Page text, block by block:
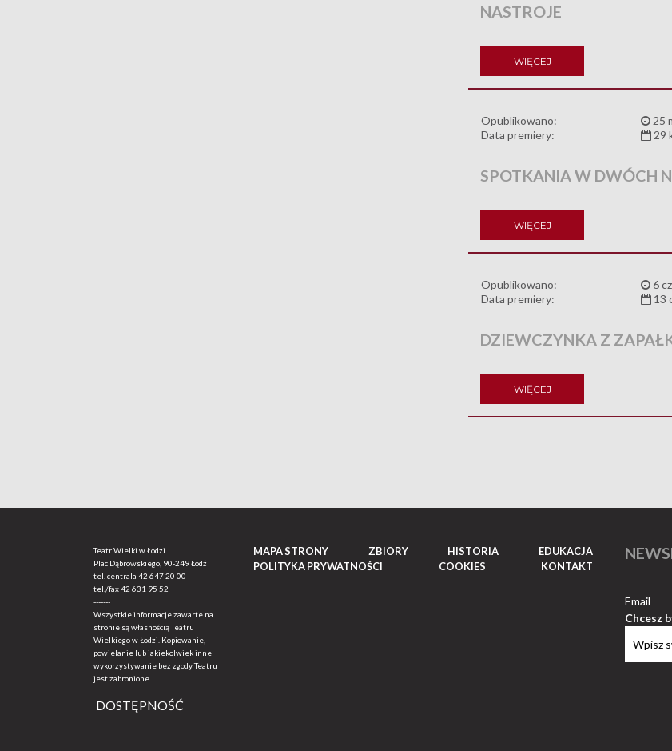
NASTROJE
WIĘCEJ
Opublikowano:
25
Data premiery:
29
SPOTKANIA W DWÓCH
WIĘCEJ
Opublikowano:
6
Data premiery:
13
DZIEWCZYNKA Z
WIĘCEJ
Teatr Wielki w Łodzi
Plac Dąbrowskiego, 90-249 Łódź
tel. centrala 42 647 20 00
tel./fax42 631 95 52
-------
Wszystkie informacje zawarte na
stronie są własnością Teatru
Wielkiego w Łodzi. Kopiowanie,
powielanie lub jakiekolwiek inne
wykorzystywanie bez zgody Teatru
jest zabronione.
DOSTĘPNOŚĆ
MAPA STRONY ZBIORY HISTORIA
EDUKACJA
POLITYKA PRYWATNOŚCI
COOKIES KONTAKT
Email
Chcesz